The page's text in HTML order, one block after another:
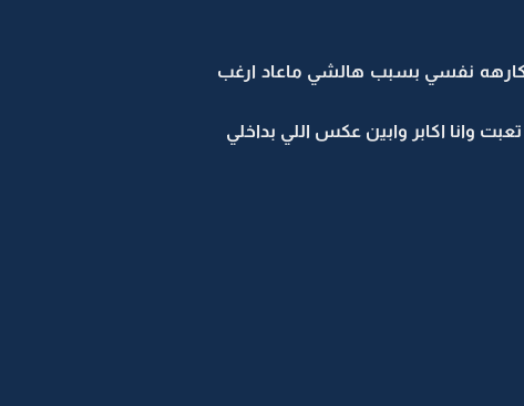
كارهه نفسي بسبب هالشي ماعاد ارغب
وانا اكابر وابين عكس اللي بداخلي